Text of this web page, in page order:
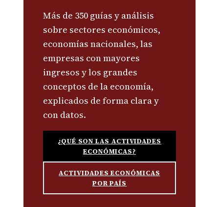
Más de 350 guías y análisis
sobre sectores económicos,
economías nacionales, las
empresas con mayores
ingresos y los grandes
conceptos de la economía,
explicados de forma clara y
con datos.
¿QUÉ SON LAS ACTIVIDADES
ECONÓMICAS?
ACTIVIDADES ECONÓMICAS
POR PAÍS